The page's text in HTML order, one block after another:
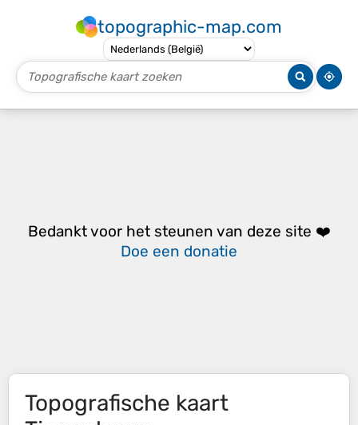
topographic-map.com
Bedankt voor het steunen van deze site ❤️
Doe een donatie
Topografische kaart